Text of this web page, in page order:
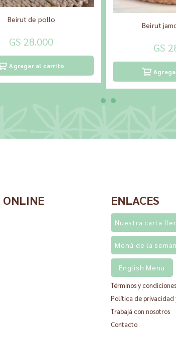
Beirut de pollo
GS 28.000
Agregar al carrito
Beirut
GS
ONLINE ENLACES
Nuestra carta
Menú de la
English Menu
Términos y condiciones
Política de privacidad
Trabajá con nosotros
Contacto